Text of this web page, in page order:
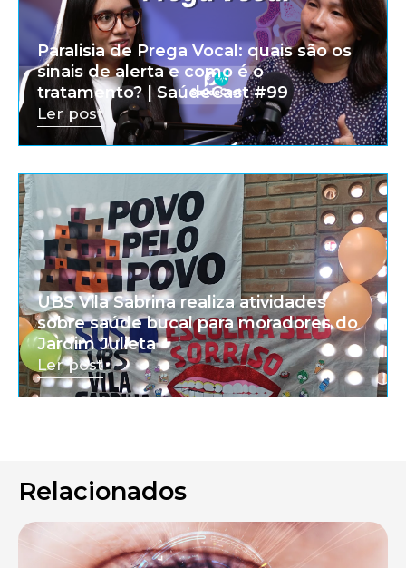
Paralisia de Prega Vocal: quais são os
sinais de alerta e como é o
tratamento? | SaúdeCast #99
Ler post
UBS Vila Sabrina realiza atividades
sobre saúde bucal para moradores do
Jardim Julieta
Ler post
Relacionados